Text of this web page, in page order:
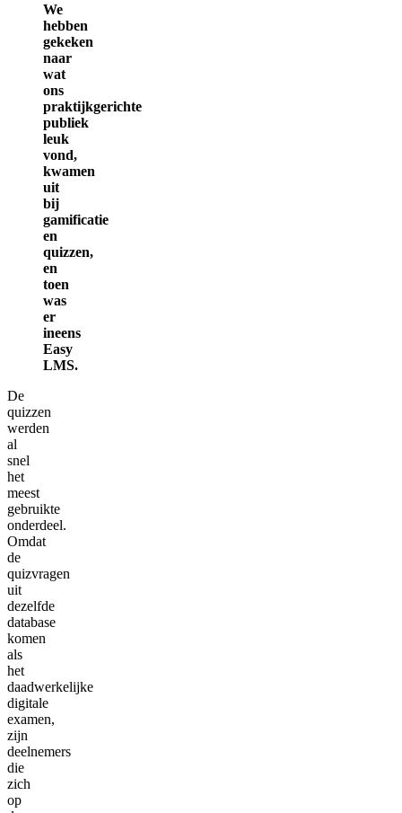
We
hebben
gekeken
naar
wat
ons
praktijkgerichte
publiek
leuk
vond,
kwamen
uit
bij
gamificatie
en
quizzen,
en
toen
was
er
ineens
Easy
LMS.
De
quizzen
werden
al
snel
het
meest
gebruikte
onderdeel.
Omdat
de
quizvragen
uit
dezelfde
database
komen
als
het
daadwerkelijke
digitale
examen,
zijn
deelnemers
die
zich
op